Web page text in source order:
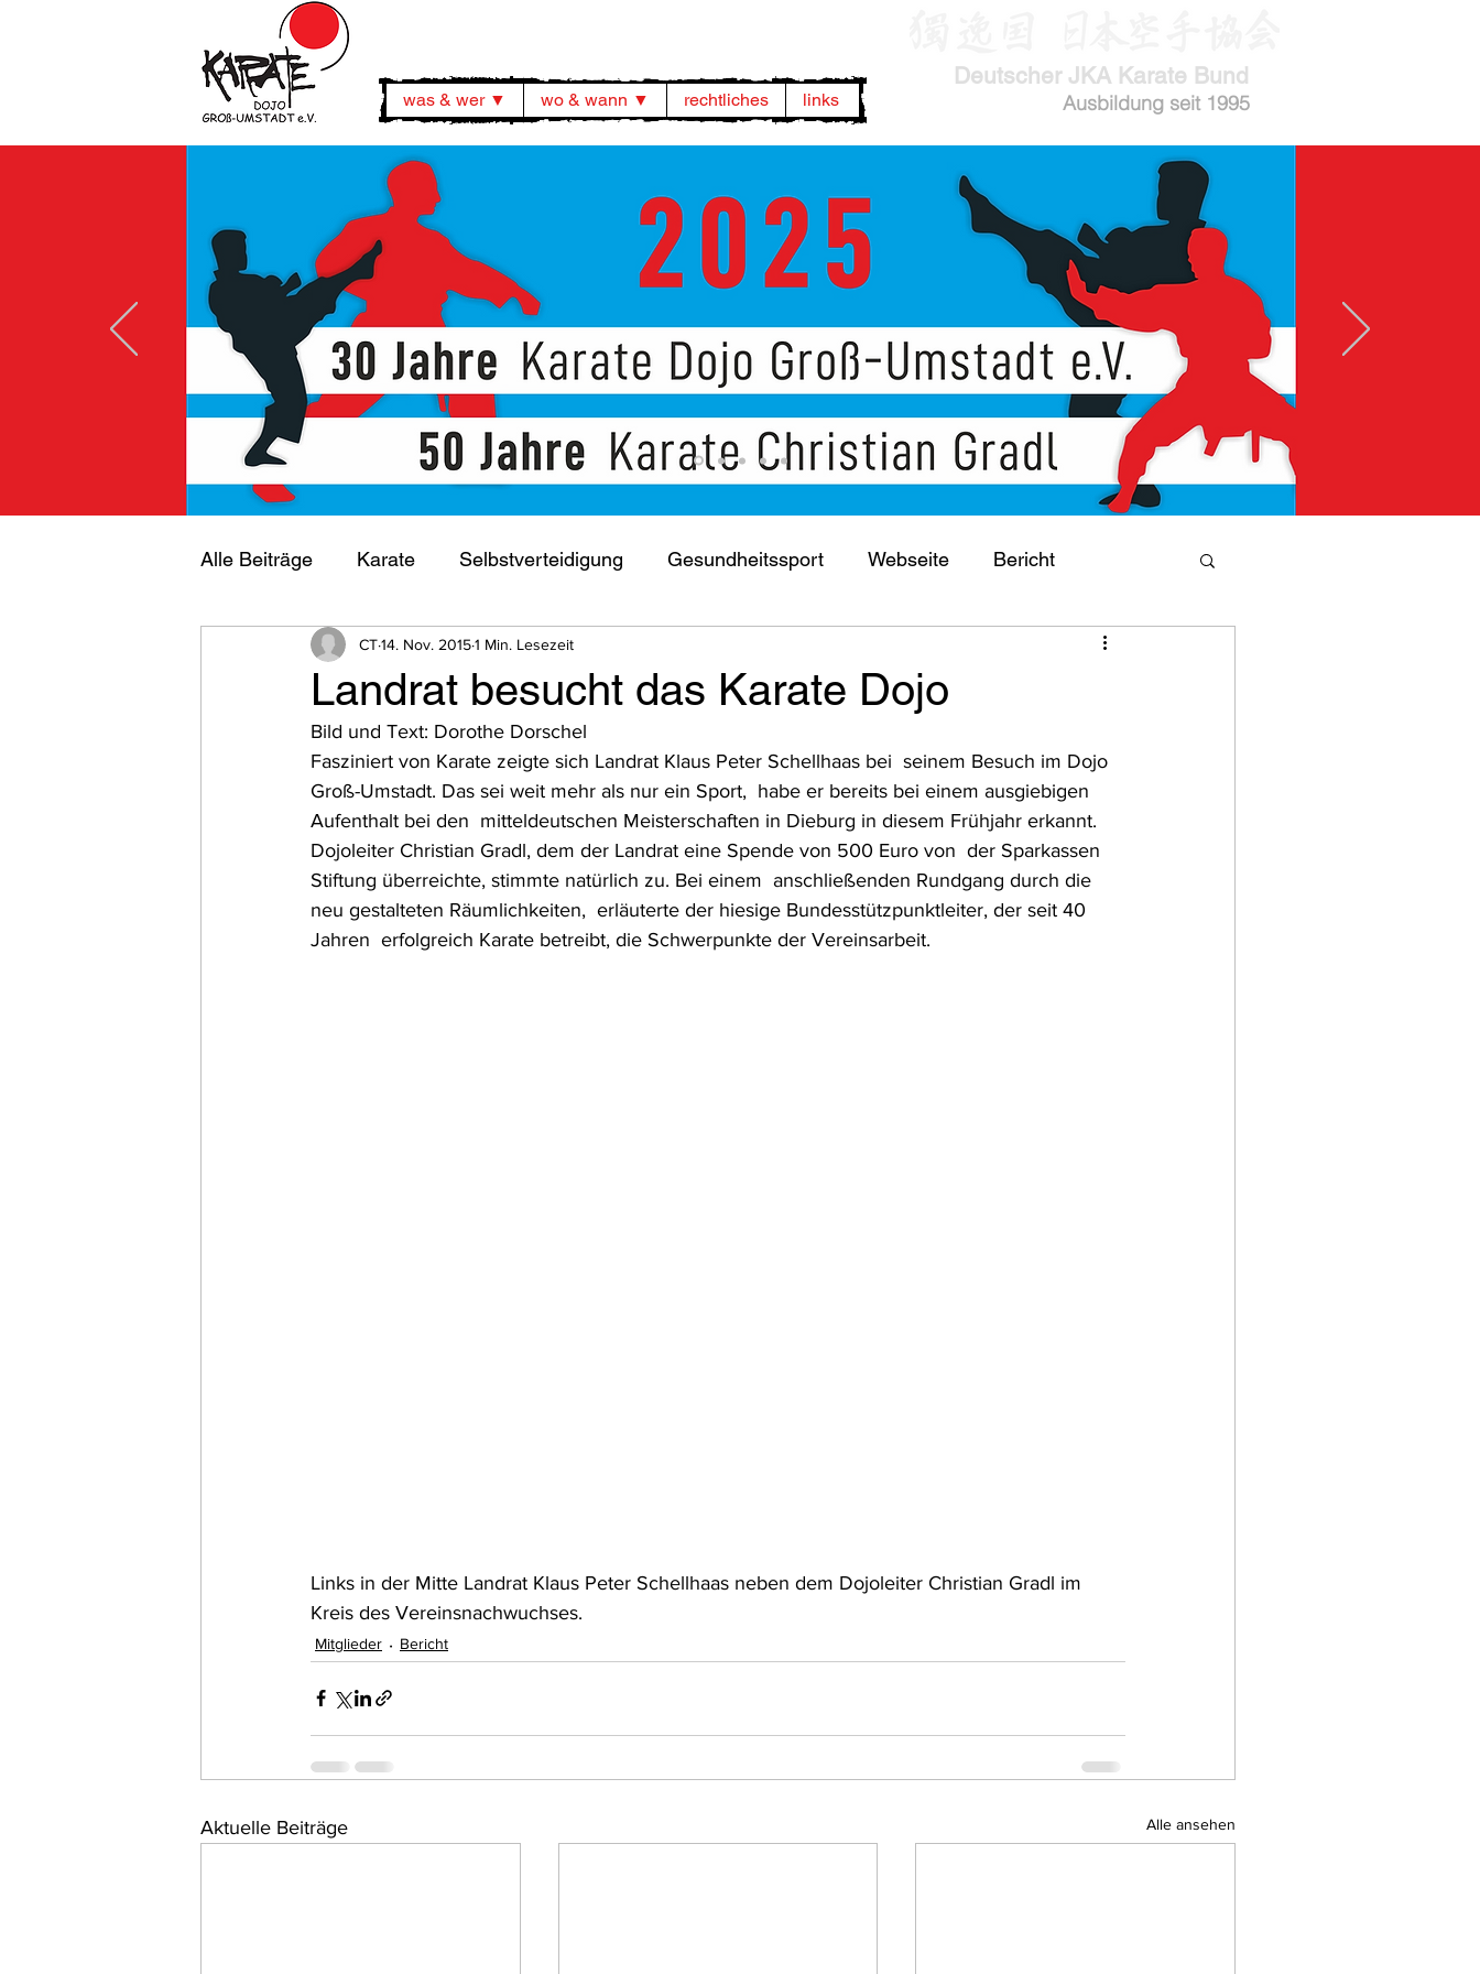
was & wer ▼ wo & wann ▼ rechtliches links
Deutscher JKA Karate Bund
Ausbildung seit 1995
Alle Beiträge Karate Selbstverteidigung Gesundheitssport Webseite Bericht
Mitglieder Vereinsmeisterschaft Jubiläum
Ehrung Offene Tür
Landrat besucht das Karate Dojo
CT14. Nov. 20151 Min. Lesezeit
Bild und Text: Dorothe Dorschel
Fasziniert von Karate zeigte sich Landrat Klaus Peter Schellhaas bei  seinem Besuch im Dojo
Groß-Umstadt. Das sei weit mehr als nur ein Sport,  habe er bereits bei einem ausgiebigen
Aufenthalt bei den  mitteldeutschen Meisterschaften in Dieburg in diesem Frühjahr erkannt.
Dojoleiter Christian Gradl, dem der Landrat eine Spende von 500 Euro von  der Sparkassen
Stiftung überreichte, stimmte natürlich zu. Bei einem  anschließenden Rundgang durch die
neu gestalteten Räumlichkeiten,  erläuterte der hiesige Bundesstützpunktleiter, der seit 40
Jahren  erfolgreich Karate betreibt, die Schwerpunkte der Vereinsarbeit.
Links in der Mitte Landrat Klaus Peter Schellhaas neben dem Dojoleiter Christian Gradl im
Kreis des Vereinsnachwuchses.
Mitglieder Bericht
Aktuelle Beiträge Alle ansehen